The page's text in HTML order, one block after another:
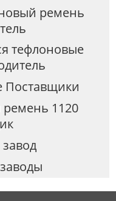
ремень
тефлоновые
Поставщики
1120